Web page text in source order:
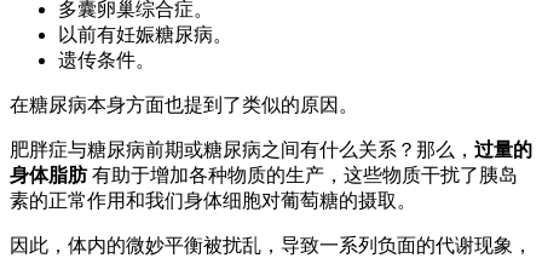
多囊卵巢综合症。
以前有妊娠糖尿病。
遗传条件。
在糖尿病本身方面也提到了类似的原因。
肥胖症与糖尿病前期或糖尿病之间有什么关系？那么， 过量的
身体脂肪有助于增加各种物质的生产，这些物质干扰了胰岛
素的正常作用和我们身体细胞对葡萄糖的摄取。
因此，体内的微妙平衡被扰乱，导致一系列负面的代谢现象，